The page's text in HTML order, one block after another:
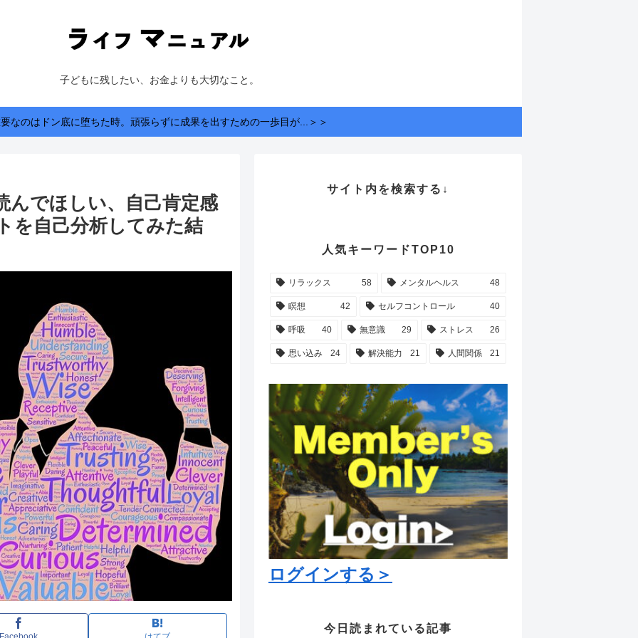
子どもに残したい、お金よりも大切なこと。
なのはドン底に堕ちた時。頑張らずに成果を出すための一歩目が...＞＞
んでほしい、自己肯定感
を自己分析してみた結
サイト内を検索する↓
人気キーワードTOP10
リラックス 58 メンタルヘルス 48
瞑想 42 セルフコントロール 40
呼吸 40 無意識 29 ストレス 26
思い込み 24 解決能力 21 人間関係 21
ログインする＞
今日読まれている記事